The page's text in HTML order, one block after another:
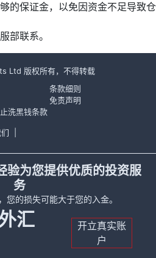
的保证金，以免因资金不足导致仓
部联系。
Ltd 版权所有，不得转载
条款细则
免责声明
洗黑钱条款
验为您提供优质的投资服
务
您的损失可能大于您的入金。
汇
开立真实账
户